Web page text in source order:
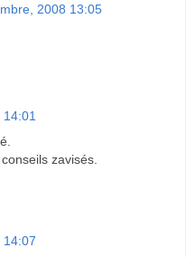
2008 13:05
zavisés.
14:07